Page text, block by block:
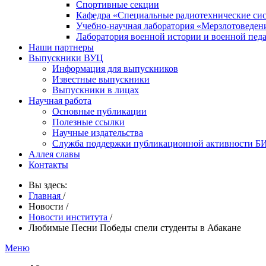
Спортивные секции
Кафедра «Специальные радиотехнические
Учебно-научная лаборатория
Лаборатория военной истории и военной
Наши партнеры
Выпускники ВУЦ
Информация для выпускников
Известные выпускники
Выпускники в лицах
Научная работа
Основные публикации
Полезные ссылки
Научные издательства
Служба поддержки публикационной активности
Аллея славы
Контакты
Вы здесь:
Главная /
Новости /
Новости института /
Любимые Песни Победы спели студенты в Абакане
Меню